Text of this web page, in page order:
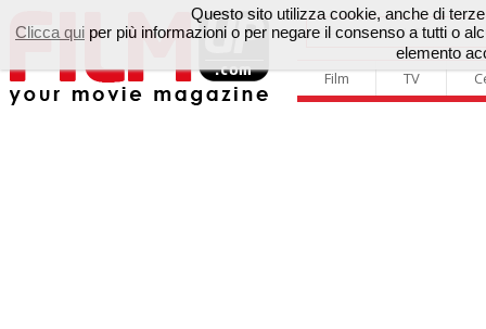
Film TV
Questo sito utilizza cookie, anche di
Clicca qui per più informazioni o per negare il consenso a tutti o
elemento